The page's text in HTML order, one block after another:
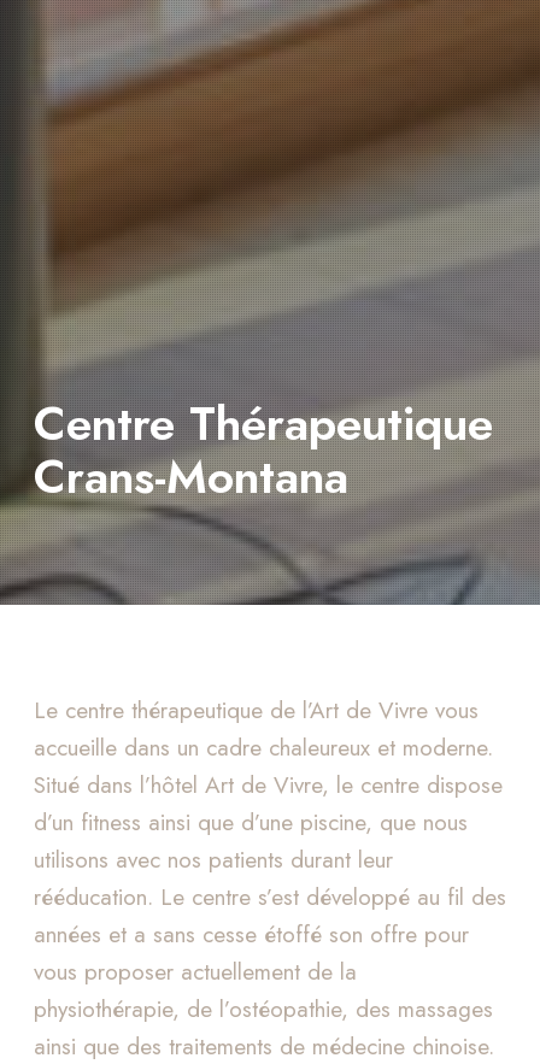
Centre Thérapeutique
Crans-Montana
Le centre thérapeutique de l’Art de Vivre vous
accueille dans un cadre chaleureux et moderne.
Situé dans l’hôtel Art de Vivre, le centre dispose
d’un fitness ainsi que d’une piscine, que nous
utilisons avec nos patients durant leur
rééducation. Le centre s’est développé au fil des
années et a sans cesse étoffé son offre pour
vous proposer actuellement de la
physiothérapie, de l’ostéopathie, des massages
ainsi que des traitements de médecine chinoise.